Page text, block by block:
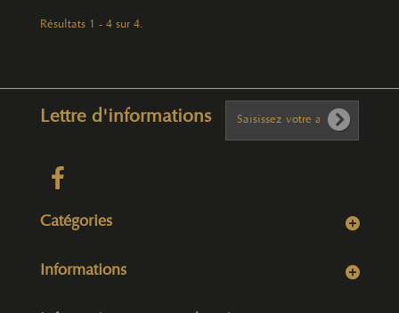
Résultats 1 - 4 sur 4.
Lettre d'informations
Catégories
Informations